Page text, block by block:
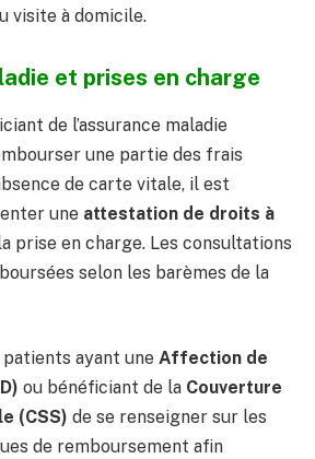
visite à domicile.
et prises en charge
de l’assurance maladie
une partie des frais
de carte vitale, il est
une attestation de droits à
prise en charge. Les consultations
selon les barèmes de la
ayant une Affection de
ou bénéficiant de la Couverture
(CSS) de se renseigner sur les
de remboursement afin